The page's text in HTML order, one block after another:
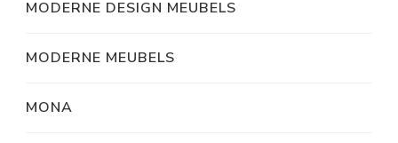
MODERNE DESIGN MEUBELS
MODERNE MEUBELS
MONA